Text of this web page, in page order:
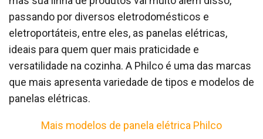
passando por diversos eletrodomésticos e
eletroportáteis, entre eles, as panelas elétricas,
ideais para quem quer mais praticidade e
versatilidade na cozinha. A Philco é uma das marcas
que mais apresenta variedade de tipos e modelos de
panelas elétricas.
Mais modelos de panela elétrica Philco